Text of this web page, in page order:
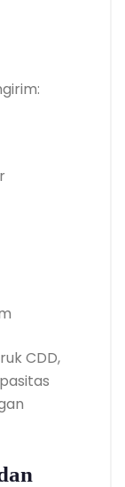
CDD,